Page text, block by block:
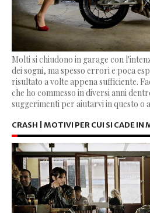
Molti si chiudono in garage con
dei sogni, ma spesso errori e poca
risultato a volte appena sufficiente.
che ho commesso in diversi anni
suggerimenti per aiutarvi in questo o
CRASH | MOTIVI PER CUI SI CADE IN